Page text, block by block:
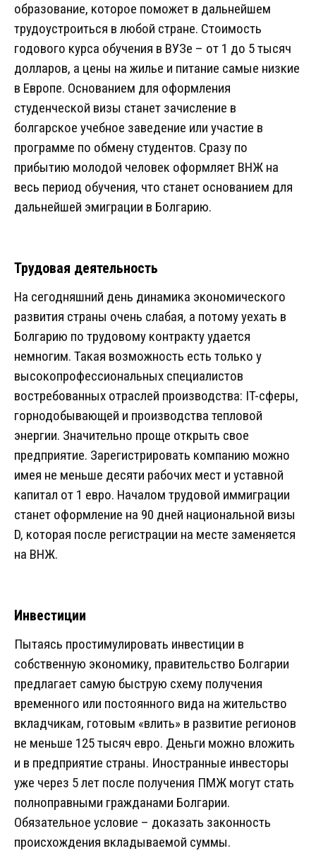
образование, которое поможет в дальнейшем
трудоустроиться в любой стране. Стоимость
годового курса обучения в ВУЗе – от 1 до 5 тысяч
долларов, а цены на жилье и питание самые низкие
в Европе. Основанием для оформления
студенческой визы станет зачисление в
болгарское учебное заведение или участие в
программе по обмену студентов. Сразу по
прибытию молодой человек оформляет ВНЖ на
весь период обучения, что станет основанием для
дальнейшей эмиграции в Болгарию.
Трудовая деятельность
На сегодняшний день динамика экономического
развития страны очень слабая, а потому уехать в
Болгарию по трудовому контракту удается
немногим. Такая возможность есть только у
высокопрофессиональных специалистов
востребованных отраслей производства: IT-сферы,
горнодобывающей и производства тепловой
энергии. Значительно проще открыть свое
предприятие. Зарегистрировать компанию можно
имея не меньше десяти рабочих мест и уставной
капитал от 1 евро. Началом трудовой иммиграции
станет оформление на 90 дней национальной визы
D, которая после регистрации на месте заменяется
на ВНЖ.
Инвестиции
Пытаясь простимулировать инвестиции в
собственную экономику, правительство Болгарии
предлагает самую быструю схему получения
временного или постоянного вида на жительство
вкладчикам, готовым «влить» в развитие регионов
не меньше 125 тысяч евро. Деньги можно вложить
и в предприятие страны. Иностранные инвесторы
уже через 5 лет после получения ПМЖ могут стать
полноправными гражданами Болгарии.
Обязательное условие – доказать законность
происхождения вкладываемой суммы.